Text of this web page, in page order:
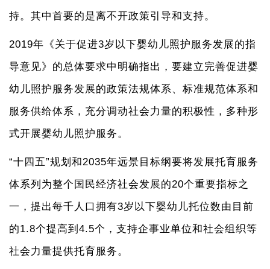
持。其中首要的是离不开政策引导和支持。
2019年《关于促进3岁以下婴幼儿照护服务发展的指
导意见》的总体要求中明确指出，要建立完善促进婴
幼儿照护服务发展的政策法规体系、标准规范体系和
服务供给体系，充分调动社会力量的积极性，多种形
式开展婴幼儿照护服务。
“十四五”规划和2035年远景目标纲要将发展托育服务
体系列为整个国民经济社会发展的20个重要指标之
一，提出每千人口拥有3岁以下婴幼儿托位数由目前
的1.8个提高到4.5个，支持企事业单位和社会组织等
社会力量提供托育服务。